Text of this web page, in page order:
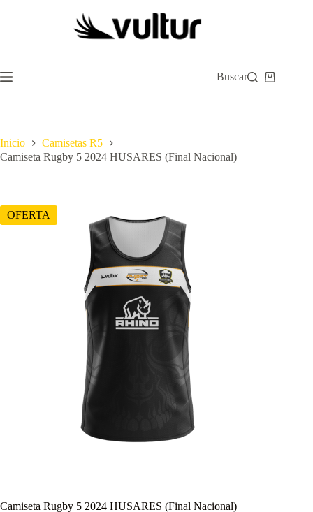
Buscar
Carro
Inicio
Camisetas R5
Camiseta Rugby 5 2024 HUSARES (Final Nacional)
OFERTA
Camiseta Rugby 5 2024 HUSARES (Final Nacional)